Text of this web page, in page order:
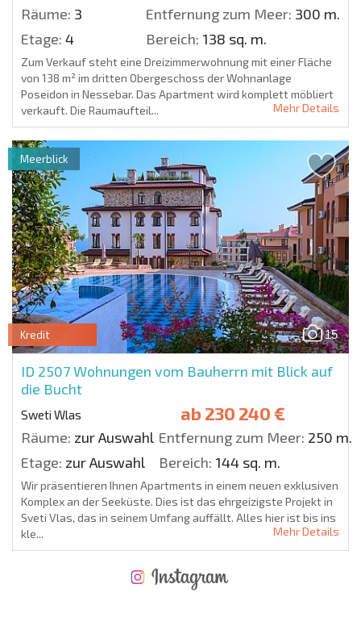
Räume: 3 Entfernung zum Meer: 300 m.
Etage: 4 Bereich: 138 sq. m.
Zum Verkauf steht eine Dreizimmerwohnung mit einer Fläche
von 138 m² im dritten Obergeschoss der Wohnanlage
Poseidon in Nessebar. Das Apartment wird komplett möbliert
verkauft. Die Raumaufteil...
Mehr Details
15
Kredit
ID 2507Wohnungen vom Bauherrn mit Blick auf
die Bucht
Sweti Wlas ab 230 240 €
Räume: zur Auswahl Entfernung zum Meer: 250 m.
Etage: zur Auswahl Bereich: 144 sq. m.
Meerblick
Wir präsentieren Ihnen Apartments in einem neuen exklusiven
Komplex an der Seeküste. Dies ist das ehrgeizigste Projekt in
Sveti Vlas, das in seinem Umfang auffällt. Alles hier ist bis ins
kle...
Mehr Details